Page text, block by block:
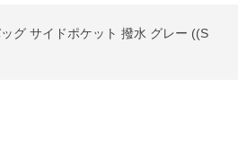
グ サイドポケット 撥水 グレー ((S